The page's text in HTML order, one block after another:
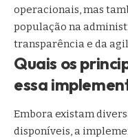
operacionais, mas
população na
transparência e da
Quais os
essa
Embora existam
disponíveis, a